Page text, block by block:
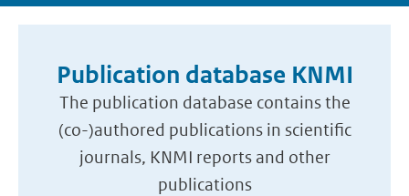
Publication database KNMI
The publication database contains the
(co-)authored publications in scientific
journals, KNMI reports and other
publications